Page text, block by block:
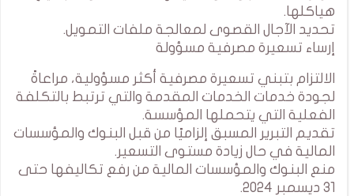
هياكلها.
تحديد الآجال القصوى لمعالجة ملفات التمويل.
إرساء تسعيرة مصرفية مسؤولة
الالتزام بتبني تسعيرة مصرفية أكثر مسؤولية، مراعاةً
لجودة خدمات الخدمات المقدمة والتي ترتبط بالتكلفة
الفعلية التي يتحملها المؤسسة.
تقديم التبرير المسبق إلزاميًا من قبل البنوك والمؤسسات
المالية في حال زيادة مستوى التسعير.
منع البنوك والمؤسسات المالية من رفع تكاليفها حتى
31 ديسمبر 2024.